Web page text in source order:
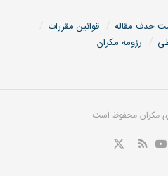
حذف مقاله
قوانین مقررات
رزومه مکران
مکران محفوظ است